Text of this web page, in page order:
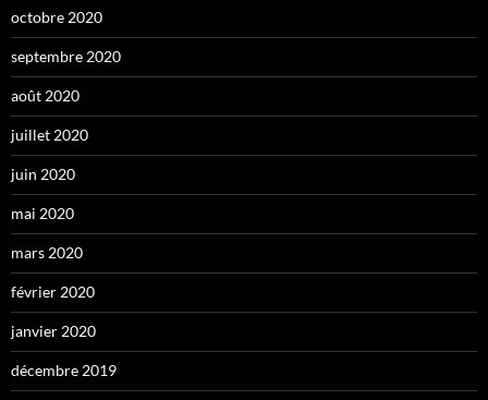
octobre 2020
septembre 2020
août 2020
juillet 2020
juin 2020
mai 2020
mars 2020
février 2020
janvier 2020
décembre 2019